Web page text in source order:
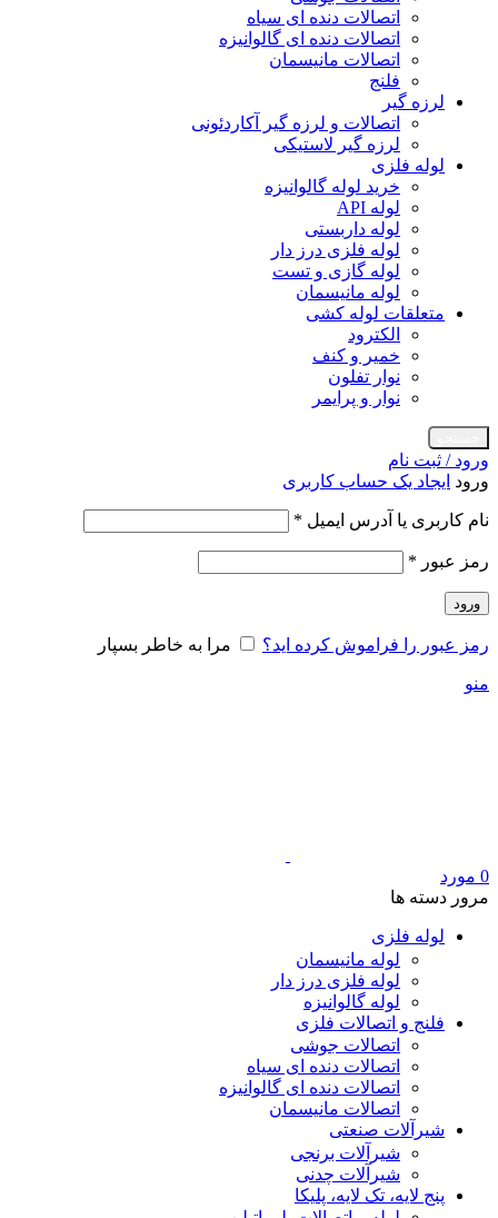
اتصالات دنده ای سیاه
اتصالات دنده ای گالوانیزه
اتصالات مانیسمان
فلنج
لرزه گیر
اتصالات و لرزه گیر آکاردئونی
لرزه گیر لاستیکی
لوله فلزی
خرید لوله گالوانیزه
لوله API
لوله داربستی
لوله فلزی درز دار
لوله گازی و تست
لوله مانیسمان
متعلقات لوله کشی
الکترود
خمیر و کنف
نوار تفلون
نوار و پرایمر
ورود / ثبت نام
ورود ایجاد یک حساب کاربری
نام کاربری یا آدرس ایمیل *
رمز عبور *
ورود
رمز عبور را فراموش کرده اید؟ مرا به خاطر بسپار
منو
0 مورد
مرور دسته ها
لوله فلزی
لوله مانیسمان
لوله فلزی درز دار
لوله گالوانیزه
فلنج و اتصالات فلزی
اتصالات جوشی
اتصالات دنده ای سیاه
اتصالات دنده ای گالوانیزه
اتصالات مانیسمان
شیرآلات صنعتی
شیرآلات برنجی
شیرآلات چدنی
پنج لایه، تک لایه، پلیکا